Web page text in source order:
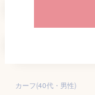
カーフ(40代・男性)